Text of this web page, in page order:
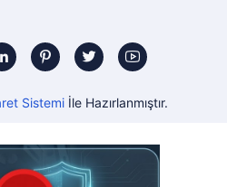
Sistemiİle Hazırlanmıştır.